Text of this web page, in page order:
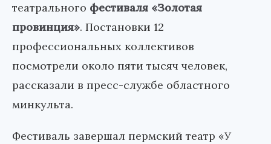
театрального фестиваля «Золотая
провинция». Постановки 12
профессиональных коллективов
посмотрели около пяти тысяч человек,
рассказали в пресс-службе областного
минкульта.
Фестиваль завершал пермский театр «У